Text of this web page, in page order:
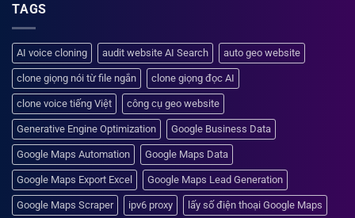
TAGS
AI voice cloning audit website AI Search auto geo website
clone giọng nói từ file ngắn clone giọng đọc AI
clone voice tiếng Việt công cụ geo website
Generative Engine Optimization Google Business Data
Google Maps Automation Google Maps Data
Google Maps Export Excel Google Maps Lead Generation
Google Maps Scraper ipv6 proxy lấy số điện thoại Google Maps